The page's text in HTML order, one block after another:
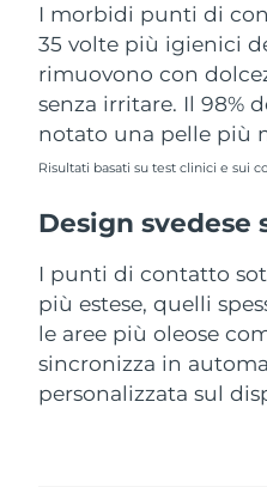
I morbidi punti di
35 volte più igienici
rimuovono con
senza irritare. Il 98%
notato una pelle più
Risultati basati su test clinici e sui
Design svedese
I punti di contatto
più estese, quelli
le aree più oleose
sincronizza in
personalizzata sul
Uzbekistan
Vietnam